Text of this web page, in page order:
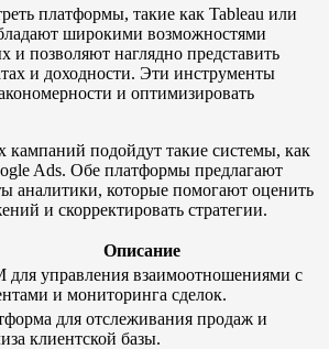
платформы, такие как Tableau или
широкими возможностями
и позволяют наглядно представить
и доходности. Эти инструменты
и оптимизировать
кампаний подойдут такие системы, как
Ads. Обе платформы предлагают
аналитики, которые помогают оценить
и скорректировать стратегии.
Описание
для управления взаимоотношениями с
и мониторинга сделок.
для отслеживания продаж и
клиентской базы.